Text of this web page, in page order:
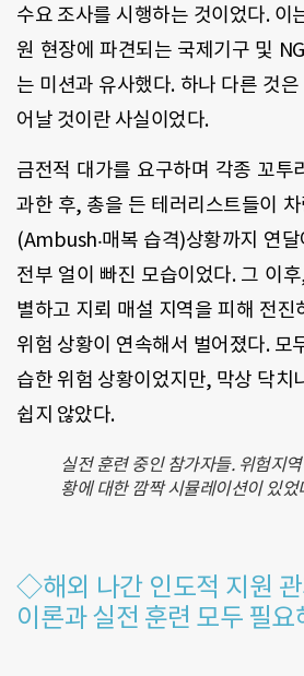
수요 조사를 시행하는 것이었다. 이
원 현장에 파견되는 국제기구 및
는 미션과 유사했다. 하나 다른 것은
어날 것이란 사실이었다.
금전적 대가를 요구하며 각종 꼬투
과한 후, 총을 든 테러리스트들이
(Ambush‧매복 습격)상황까지 연
전부 얼이 빠진 모습이었다. 그 이
별하고 지뢰 매설 지역을 피해 전
위험 상황이 연속해서 벌어졌다. 모
습한 위험 상황이었지만, 막상 닥치
쉽지 않았다.
실전 훈련 중인 참가자들. 위험지
황에 대한 깜짝 시뮬레이션이 있
◇해외 나간 인도적 지원
이론과 실전 훈련 모두 필요